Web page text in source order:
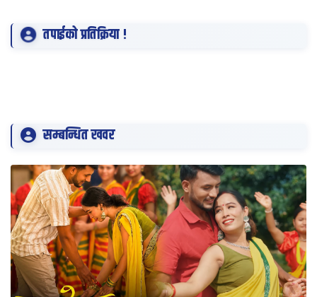
तपाईको प्रतिक्रिया !
सम्बन्धित खवर